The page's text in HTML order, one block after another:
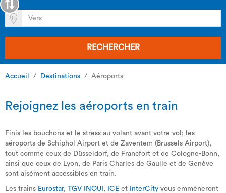
RECHERCHER
Accueil Destinations Aéroports
Rejoignez les aéroports en train
Finis les bouchons et le stress au volant avant votre vol; les
aéroports de Schiphol Airport et de Zaventem (Brussels Airport),
tout comme ceux de Düsseldorf, de Francfort et de Cologne-Bonn,
ainsi que ceux de Lyon, de Paris Charles de Gaulle et de Genève
sont aisément accessibles en train.
Les trains Eurostar, TGV INOUI , ICE et InterCity vous emmèneront